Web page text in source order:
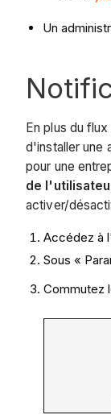
Un
En plus du
d'installer une
pour une
de
activer/
Accédez à
Sous «
Commutez